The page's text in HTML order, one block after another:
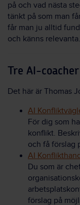
på och vad nästa
tänkt på som man
får man ju alltid
och känns relevanta.
Tre AI-
Det här är Thomas
AI
För dig som
konflikt.
och få förslag
AI
Du som är
förslag på